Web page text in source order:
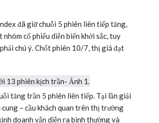
đã giữ chuỗi 5 phiên liên tiếp tăng,
cổ phiếu diễn biến khởi sắc, tuy
chú ý. Chốt phiên 10/7, thị giá đạt